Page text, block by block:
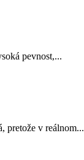
pevnost,...
pretože v reálnom...